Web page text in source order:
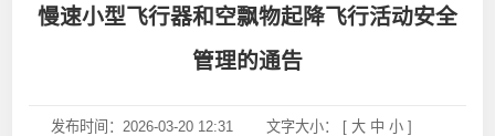
慢速小型飞行器和空飘物起降飞行活动安全
管理的通告
发布时间： 2026-03-20 12:31 文字大小： [ 大 中 小]